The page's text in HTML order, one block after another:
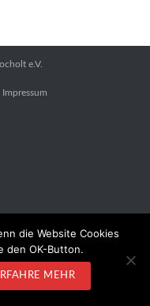
e.V.
Impressum
die Website Cookies
den OK-Button.
MEHR